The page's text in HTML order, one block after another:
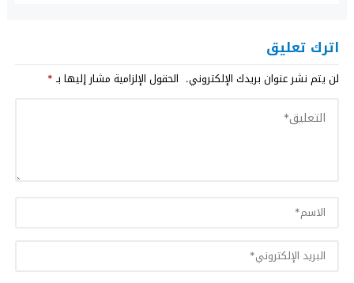
اترك تعليق
لن يتم نشر عنوان بريدك الإلكتروني. الحقول الإلزامية مشار إليها بـ*